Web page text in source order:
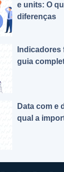
e units: O
diferenças
guia
Data com e
qual a